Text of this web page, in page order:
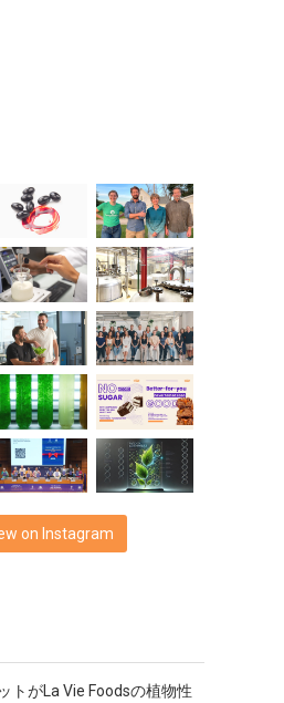
on Instagram
トがLa Vie Foodsの植物性